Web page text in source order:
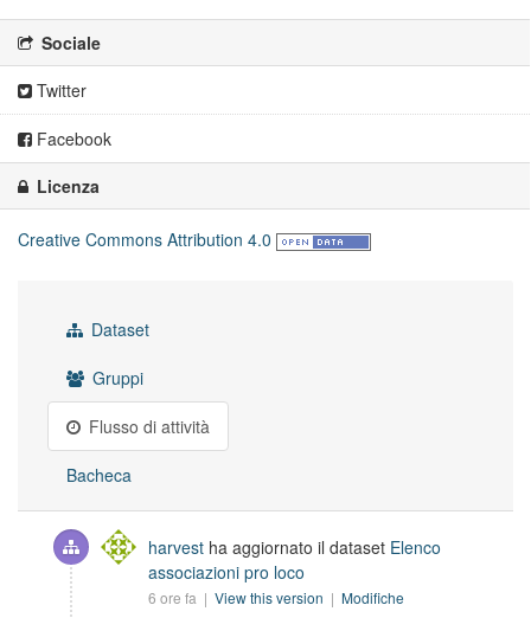
Sociale
Twitter
Facebook
Licenza
Creative Commons Attribution 4.0
Dataset
Gruppi
Flusso di attività
Bacheca
harvest ha aggiornato il dataset Elenco
associazioni pro loco
6 ore fa | View this version | Modifiche